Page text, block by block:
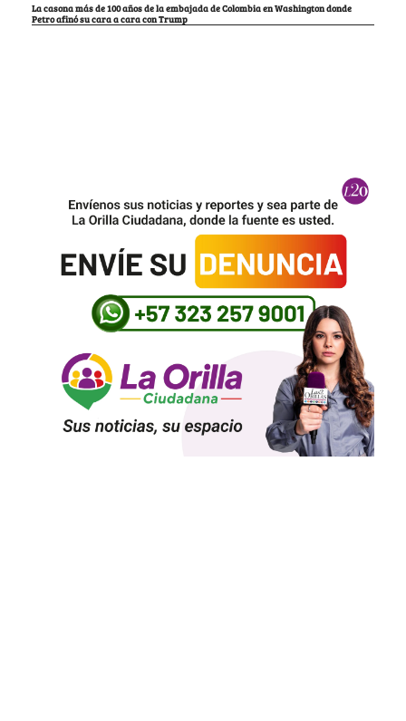
La casona más de 100 años de la embajada de Colombia en Washington donde
Petro afinó su cara a cara con Trump